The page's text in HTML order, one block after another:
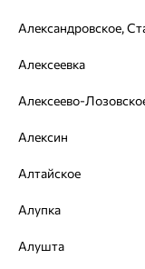
Наименование цвета
ПРОИСХОЖДЕНИЕ
ЦВЕТ
Гарантия и возврат
Алексеевка
Алексеево-
Алексин
Алтайское
Алупка
Алушта